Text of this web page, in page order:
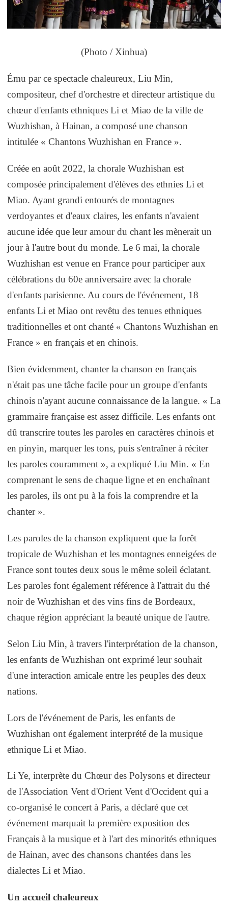
(Photo / Xinhua)
Ému par ce spectacle chaleureux, Liu Min,
compositeur, chef d'orchestre et directeur artistique du
chœur d'enfants ethniques Li et Miao de la ville de
Wuzhishan, à Hainan, a composé une chanson
intitulée « Chantons Wuzhishan en France ».
Créée en août 2022, la chorale Wuzhishan est
composée principalement d'élèves des ethnies Li et
Miao. Ayant grandi entourés de montagnes
verdoyantes et d'eaux claires, les enfants n'avaient
aucune idée que leur amour du chant les mènerait un
jour à l'autre bout du monde. Le 6 mai, la chorale
Wuzhishan est venue en France pour participer aux
célébrations du 60e anniversaire avec la chorale
d'enfants parisienne. Au cours de l'événement, 18
enfants Li et Miao ont revêtu des tenues ethniques
traditionnelles et ont chanté « Chantons Wuzhishan en
France » en français et en chinois.
Bien évidemment, chanter la chanson en français
n'était pas une tâche facile pour un groupe d'enfants
chinois n'ayant aucune connaissance de la langue. « La
grammaire française est assez difficile. Les enfants ont
dû transcrire toutes les paroles en caractères chinois et
en pinyin, marquer les tons, puis s'entraîner à réciter
les paroles couramment », a expliqué Liu Min. « En
comprenant le sens de chaque ligne et en enchaînant
les paroles, ils ont pu à la fois la comprendre et la
chanter ».
Les paroles de la chanson expliquent que la forêt
tropicale de Wuzhishan et les montagnes enneigées de
France sont toutes deux sous le même soleil éclatant.
Les paroles font également référence à l'attrait du thé
noir de Wuzhishan et des vins fins de Bordeaux,
chaque région appréciant la beauté unique de l'autre.
Selon Liu Min, à travers l'interprétation de la chanson,
les enfants de Wuzhishan ont exprimé leur souhait
d'une interaction amicale entre les peuples des deux
nations.
Lors de l'événement de Paris, les enfants de
Wuzhishan ont également interprété de la musique
ethnique Li et Miao.
Li Ye, interprète du Chœur des Polysons et directeur
de l'Association Vent d'Orient Vent d'Occident qui a
co-organisé le concert à Paris, a déclaré que cet
événement marquait la première exposition des
Français à la musique et à l'art des minorités ethniques
de Hainan, avec des chansons chantées dans les
dialectes Li et Miao.
Un accueil chaleureux